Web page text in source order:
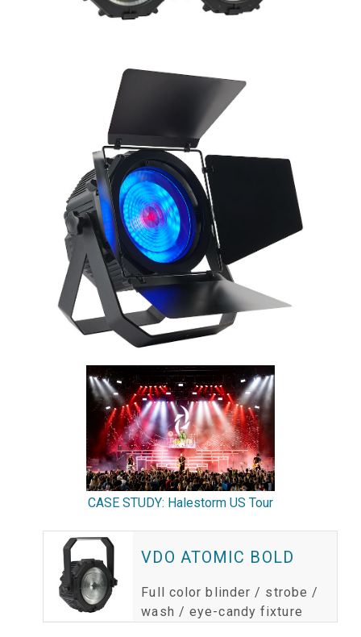
CASE STUDY: Halestorm US Tour
VDO ATOMIC BOLD
Full color blinder / strobe /
wash / eye-candy fixture